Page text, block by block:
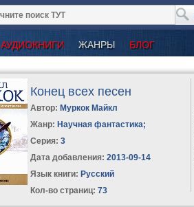
АУДИОКНИГИ ЖАНРЫ БЛОГ
Конец всех песен
Автор: Муркок Майкл
Жанр: Научная фантастика;
Серия:3
Дата добавления: 2013-09-14
Язык книги: Русский
Кол-во страниц: 73